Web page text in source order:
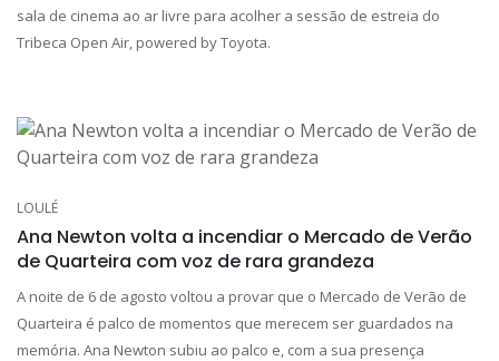
sala de cinema ao ar livre para acolher a sessão de estreia do
Tribeca Open Air, powered by Toyota.
LOULÉ
Ana Newton volta a incendiar o Mercado de Verão
de Quarteira com voz de rara grandeza
A noite de 6 de agosto voltou a provar que o Mercado de Verão de
Quarteira é palco de momentos que merecem ser guardados na
memória. Ana Newton subiu ao palco e, com a sua presença